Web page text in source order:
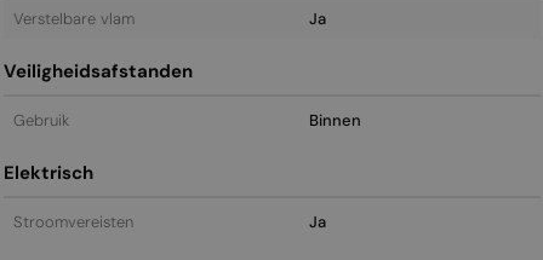
Verstelbare vlam
Ja
Veiligheidsafstanden
Gebruik Binnen
Elektrisch
Stroomvereisten Ja